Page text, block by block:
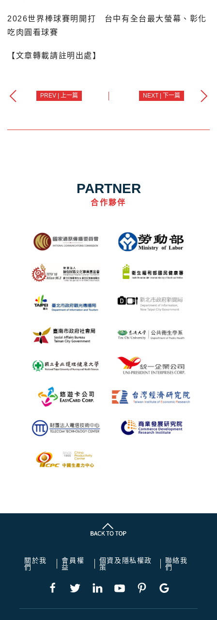
2026世界棒球賽明開打 台中有全台最大螢幕、彰化
吃肉圓看球賽
【文章轉載請註明出處】
PREV | 上一篇 NEXT | 下一篇
PARTNER
合作夥伴
關於我
們
會員權
益
個資及隱私權政
策
聯絡我
們